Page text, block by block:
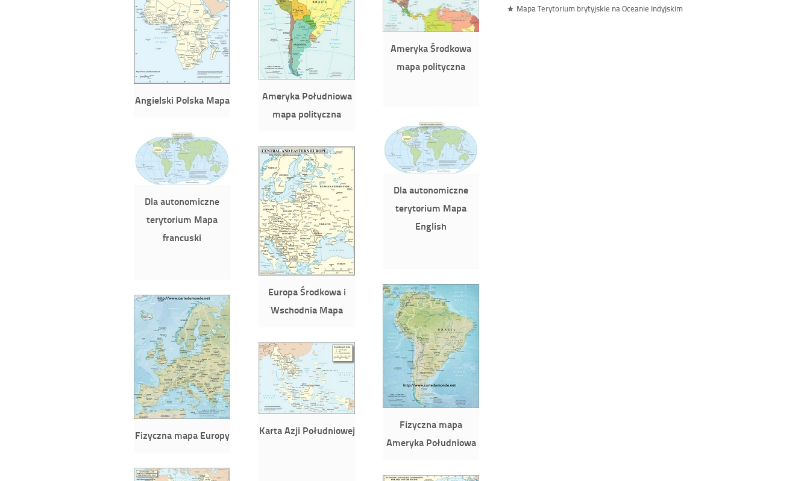
Ameryka Południowa
mapa polityczna
Ameryka Środkowa
mapa polityczna
Angielski Polska Mapa
Dla autonomiczne
terytorium Mapa
English
Dla autonomiczne
terytorium Mapa
francuski
Europa Środkowa i
Wschodnia Mapa
Fizyczna mapa
Ameryka Południowa
Fizyczna mapa Europy Karta Azji Południowej
Mapa Terytorium brytyjskie na Oceanie Indyjskim